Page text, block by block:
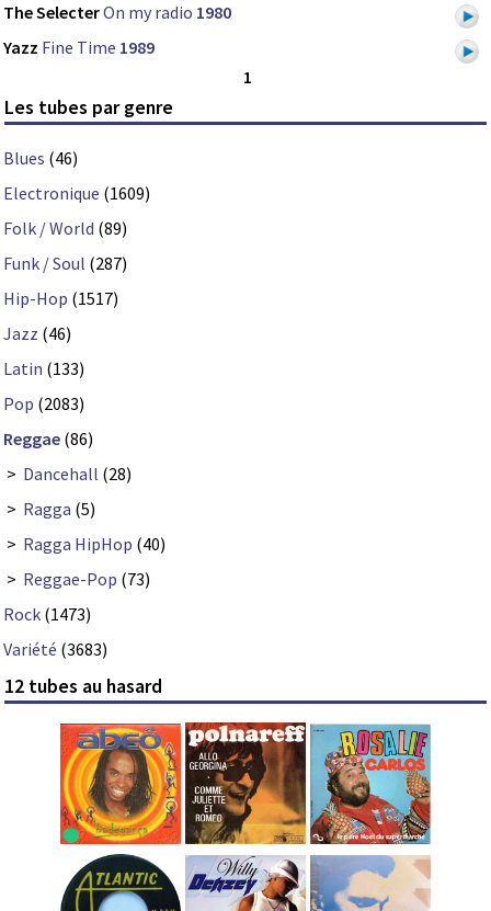
The SelecterOn my radio 1980
Yazz Fine Time 1989
1
Les tubes par genre
Blues (46)
Electronique (1609)
Folk / World (89)
Funk / Soul (287)
Hip-Hop (1517)
Jazz (46)
Latin (133)
Pop (2083)
Reggae (86)
> Dancehall (28)
> Ragga (5)
> Ragga HipHop (40)
> Reggae-Pop (73)
Rock (1473)
Variété (3683)
12 tubes au hasard